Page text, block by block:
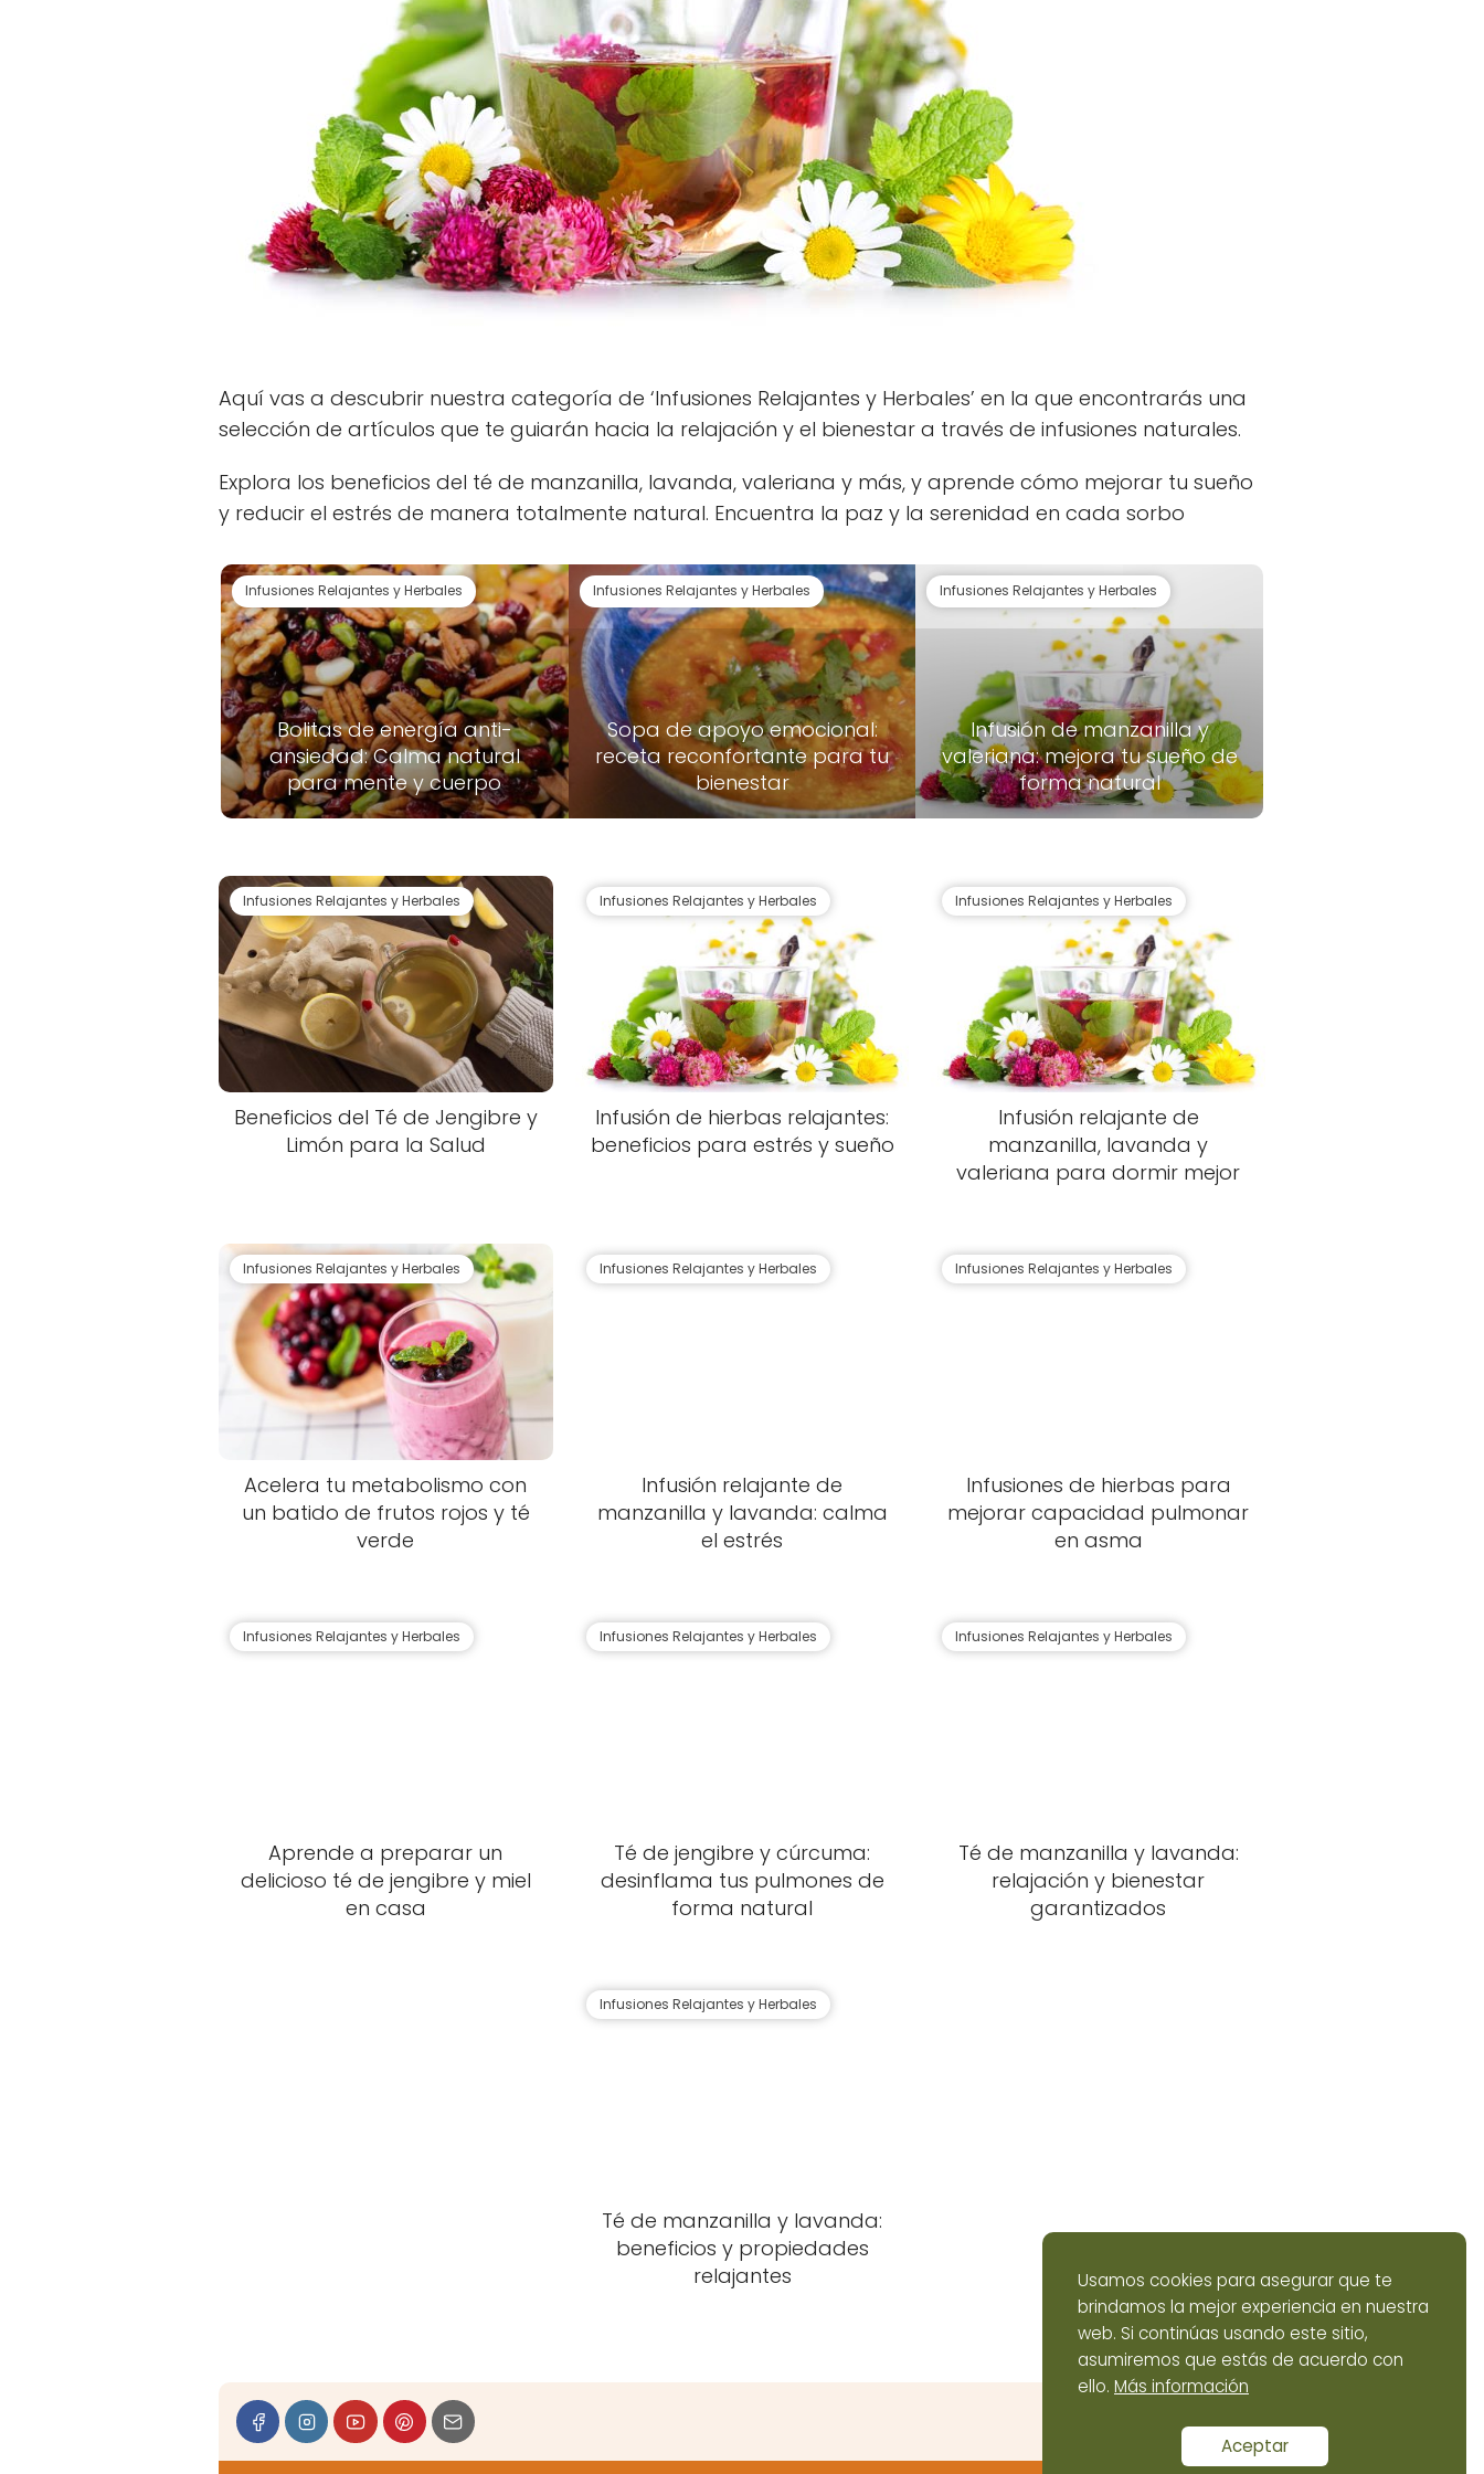
Aquí vas a descubrir nuestra categoría de ‘Infusiones Relajantes y Herbales’ en la que encontrarás una
selección de artículos que te guiarán hacia la relajación y el bienestar a través de infusiones naturales.
Explora los beneficios del té de manzanilla, lavanda, valeriana y más, y aprende cómo mejorar tu sueño
y reducir el estrés de manera totalmente natural. Encuentra la paz y la serenidad en cada sorbo
Infusiones Relajantes y Herbales
Bolitas de energía anti-
ansiedad: Calma natural
para mente y cuerpo
Infusiones Relajantes y Herbales
Sopa de apoyo emocional:
receta reconfortante para tu
bienestar
Infusiones Relajantes y Herbales
Infusión de manzanilla y
valeriana: mejora tu sueño de
forma natural
Infusiones Relajantes y Herbales
Beneficios del Té de Jengibre y
Limón para la Salud
Infusiones Relajantes y Herbales
Infusión de hierbas relajantes:
beneficios para estrés y sueño
Infusiones Relajantes y Herbales
Infusión relajante de
manzanilla, lavanda y
valeriana para dormir mejor
Infusiones Relajantes y Herbales
Acelera tu metabolismo con
un batido de frutos rojos y té
verde
Infusiones Relajantes y Herbales
Infusión relajante de
manzanilla y lavanda: calma
el estrés
Infusiones Relajantes y Herbales
Infusiones de hierbas para
mejorar capacidad pulmonar
en asma
Infusiones Relajantes y Herbales
Aprende a preparar un
delicioso té de jengibre y miel
en casa
Infusiones Relajantes y Herbales
Té de jengibre y cúrcuma:
desinflama tus pulmones de
forma natural
Infusiones Relajantes y Herbales
Té de manzanilla y lavanda:
relajación y bienestar
garantizados
Infusiones Relajantes y Herbales
Té de manzanilla y lavanda:
beneficios y propiedades
relajantes
Usamos cookies para asegurar que te
brindamos la mejor experiencia en nuestra
web. Si continúas usando este sitio,
asumiremos que estás de acuerdo con
ello. Más información
Aceptar